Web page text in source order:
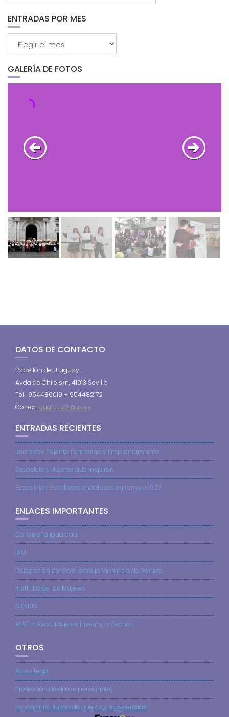
ENTRADAS POR MES
GALERÍA DE FOTOS
DATOS DE CONTACTO
Pabellón de Uruguay
Avda de Chile s/n, 41013 Sevilla
Tel. 954486019 – 954482172
Correo igualdad2@us.es
ENTRADAS RECIENTES
Jornadas Talento Femenino y Emprendimiento
Exposición Mujeres que inspiran
Exposición Escritoras andaluzas en torno a 1927
ENLACES IMPORTANTES
Consejería Igualdad
IAM
Delegación del Gob. para la Violencia de Género
Instituto de las Mujeres
SIEMUS
AMIT – Asoc. Mujeres Investig. y Tecnól.
OTROS
Aviso Legal
Protección de datos personales
Expon@US: Buzón de quejas y sugerencias